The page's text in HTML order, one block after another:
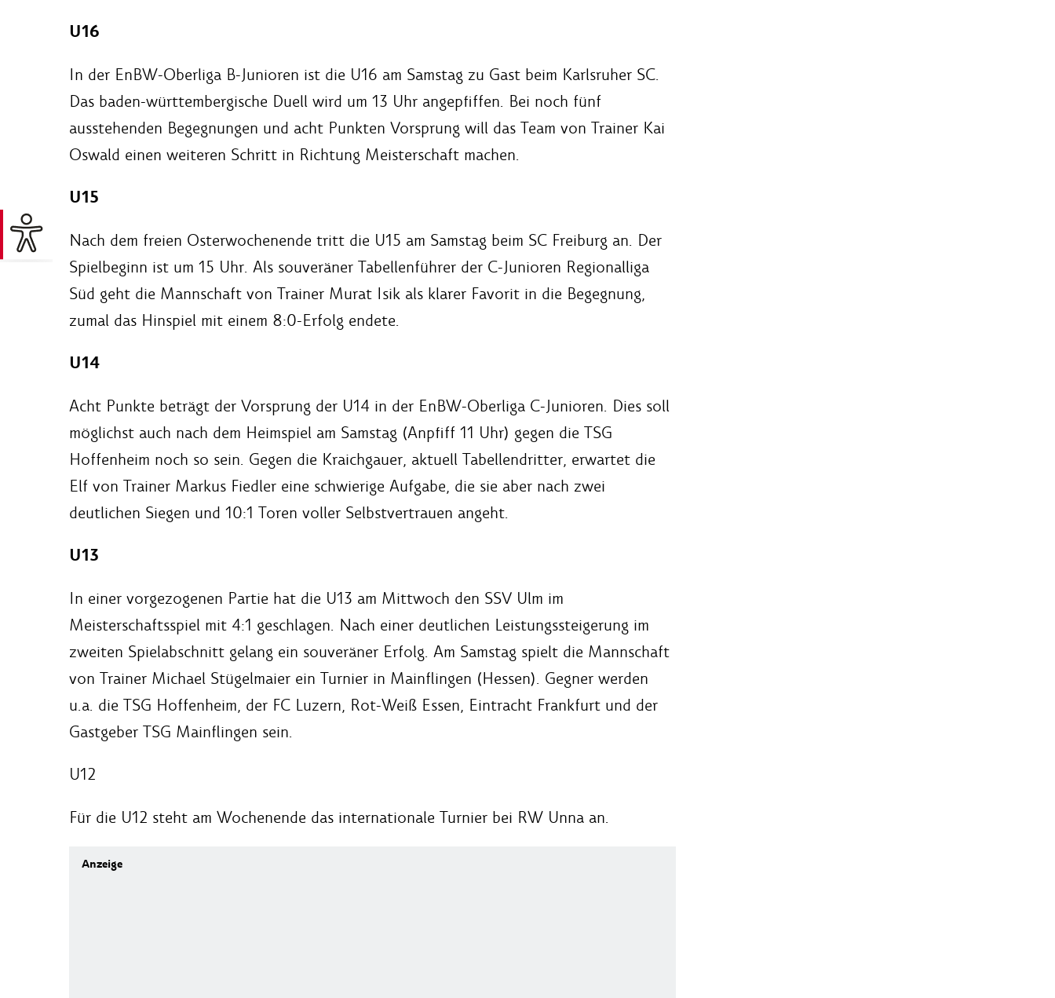
U16
In der EnBW-Oberliga B-Junioren ist die U16 am Samstag zu Gast beim Karlsruher SC.
Das baden-württembergische Duell wird um 13 Uhr angepfiffen. Bei noch fünf
ausstehenden Begegnungen und acht Punkten Vorsprung will das Team von Trainer Kai
Oswald einen weiteren Schritt in Richtung Meisterschaft machen.
U15
Nach dem freien Osterwochenende tritt die U15 am Samstag beim SC Freiburg an. Der
Spielbeginn ist um 15 Uhr. Als souveräner Tabellenführer der C-Junioren Regionalliga
Süd geht die Mannschaft von Trainer Murat Isik als klarer Favorit in die Begegnung,
zumal das Hinspiel mit einem 8:0-Erfolg endete.
U14
Acht Punkte beträgt der Vorsprung der U14 in der EnBW-Oberliga C-Junioren. Dies soll
möglichst auch nach dem Heimspiel am Samstag (Anpfiff 11 Uhr) gegen die TSG
Hoffenheim noch so sein. Gegen die Kraichgauer, aktuell Tabellendritter, erwartet die
Elf von Trainer Markus Fiedler eine schwierige Aufgabe, die sie aber nach zwei
deutlichen Siegen und 10:1 Toren voller Selbstvertrauen angeht.
U13
In einer vorgezogenen Partie hat die U13 am Mittwoch den SSV Ulm im
Meisterschaftsspiel mit 4:1 geschlagen. Nach einer deutlichen Leistungssteigerung im
zweiten Spielabschnitt gelang ein souveräner Erfolg. Am Samstag spielt die Mannschaft
von Trainer Michael Stügelmaier ein Turnier in Mainflingen (Hessen). Gegner werden
u.a. die TSG Hoffenheim, der FC Luzern, Rot-Weiß Essen, Eintracht Frankfurt und der
Gastgeber TSG Mainflingen sein.
U12
Für die U12 steht am Wochenende das internationale Turnier bei RW Unna an.